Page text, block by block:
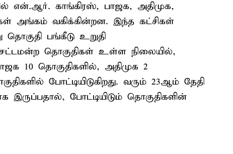
என்.ஆர். காங்கிரஸ், பாஜக, அதிமுக,
அங்கம் வகிக்கின்றன. இந்த கட்சிகள்
பங்கீடு உறுதி
சட்டமன்ற தொகுதிகள் உள்ள நிலையில்,
10 தொகுதிகளில், அதிமுக 2
போட்டியிடுகிறது. வரும் 23ஆம் தேதி
போட்டியிடும் தொகுதிகளின்